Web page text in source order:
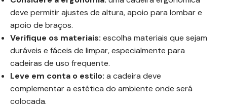
deve permitir ajustes de altura, apoio para lombar e
apoio de braços.
Verifique os materiais: escolha materiais que sejam
duráveis e fáceis de limpar, especialmente para
cadeiras de uso frequente.
Leve em conta o estilo: a cadeira deve
complementar a estética do ambiente onde será
colocada.